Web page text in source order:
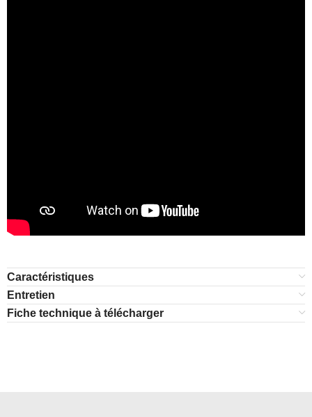
Caractéristiques
Entretien
Fiche technique à télécharger